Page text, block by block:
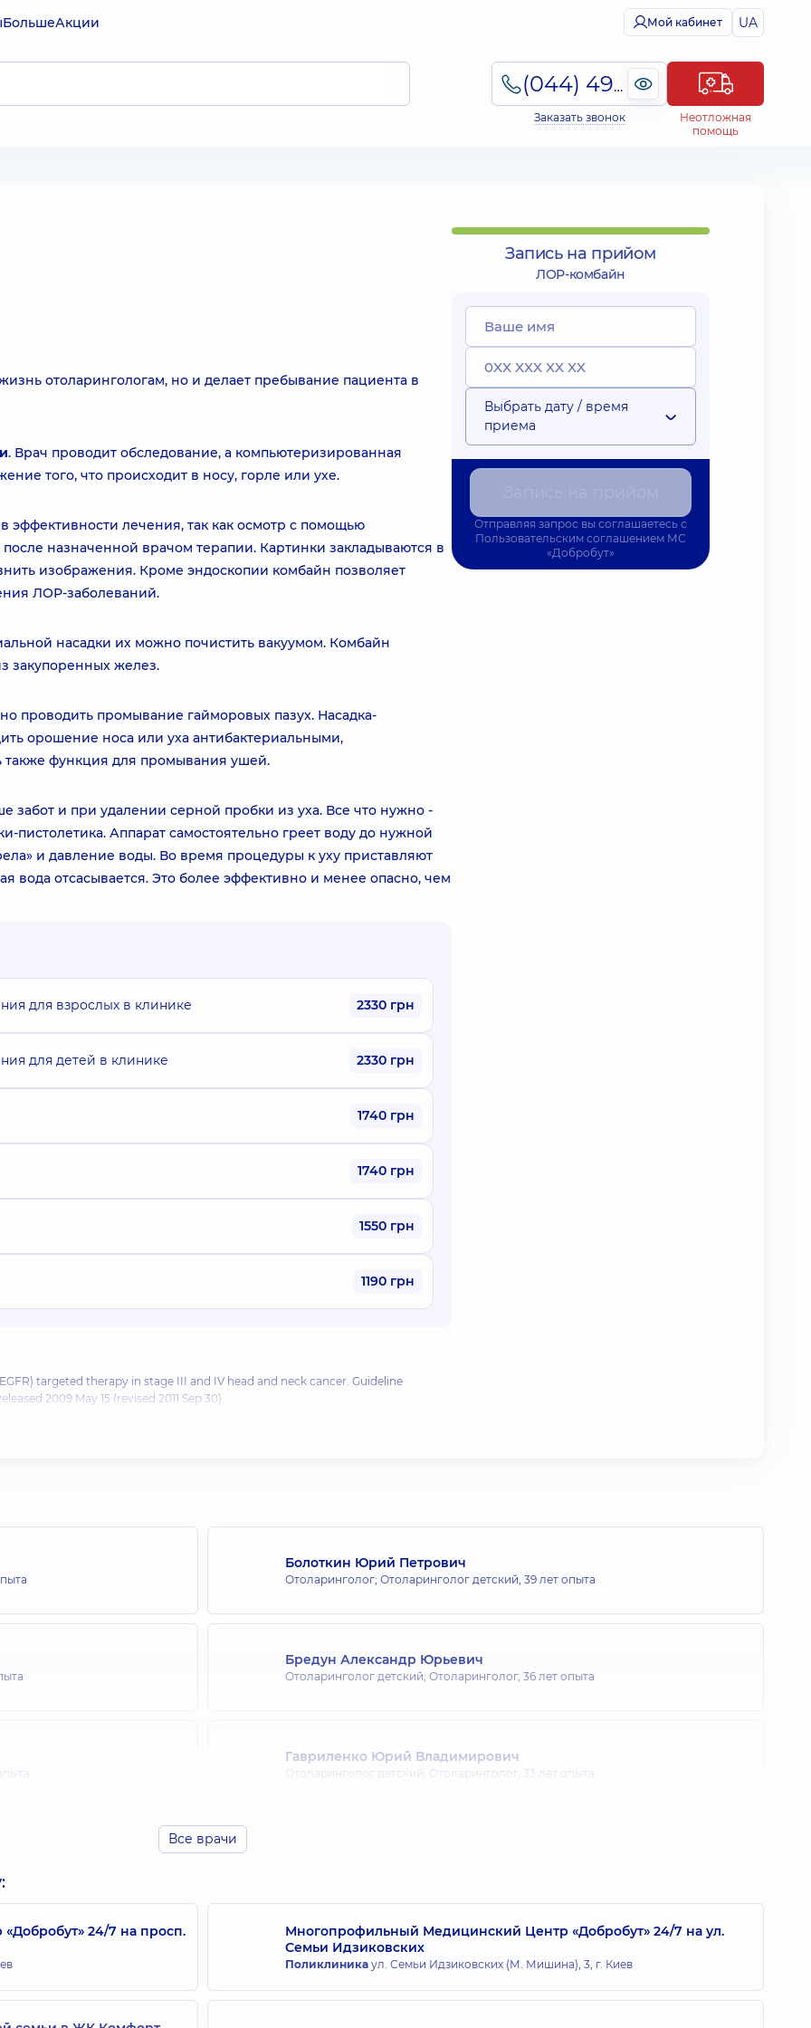
БольшеАкции Мой кабинет UA
(044) 495-2-888
Заказать звонок
Неотложная
помощь
отоларингологам, но и делает пребывание пациента в
. Врач проводит обследование, а компьютеризированная
того, что происходит в носу, горле или ухе.
эффективности лечения, так как осмотр с помощью
назначенной врачом терапии. Картинки закладываются в
изображения. Кроме эндоскопии комбайн позволяет
ЛОР-заболеваний.
насадки их можно почистить вакуумом. Комбайн
закупоренных желез.
проводить промывание гайморовых пазух. Насадка-
орошение носа или уха антибактериальными,
также функция для промывания ушей.
забот и при удалении серной пробки из уха. Все что нужно -
пистолетика. Аппарат самостоятельно греет воду до нужной
и давление воды. Во время процедуры к уху приставляют
вода отсасывается. Это более эффективно и менее опасно, чем
для взрослых в клинике 2330 грн
для детей в клинике 2330 грн
1740 грн
1740 грн
1550 грн
1190 грн
targeted therapy in stage III and IV head and neck cancer. Guideline
2009 May 15 (revised 2011 Sep 30).
Запись на прийом
ЛОР-комбайн
Выбрать дату / время
приема
Отправляя запрос вы соглашаетесь с
Пользовательским соглашением МС
«Добробут»
Болоткин Юрий Петрович
Отоларинголог; Отоларинголог детский, 39 лет опыта
Бредун Александр Юрьевич
Отоларинголог детский; Отоларинголог, 36 лет опыта
Гавриленко Юрий Владимирович
Отоларинголог детский; Отоларинголог, 33 лет опыта
Гримайло Богдан Петрович
Отоларинголог; Отоларинголог детский, 7 лет опыта
Все врачи
24/7 на просп.
Многопрофильный Медицинский Центр «Добробут» 24/7 на ул.
Семьи Идзиковских
Поликлиника ул. Семьи Идзиковских (М. Мишина), 3, г. Киев